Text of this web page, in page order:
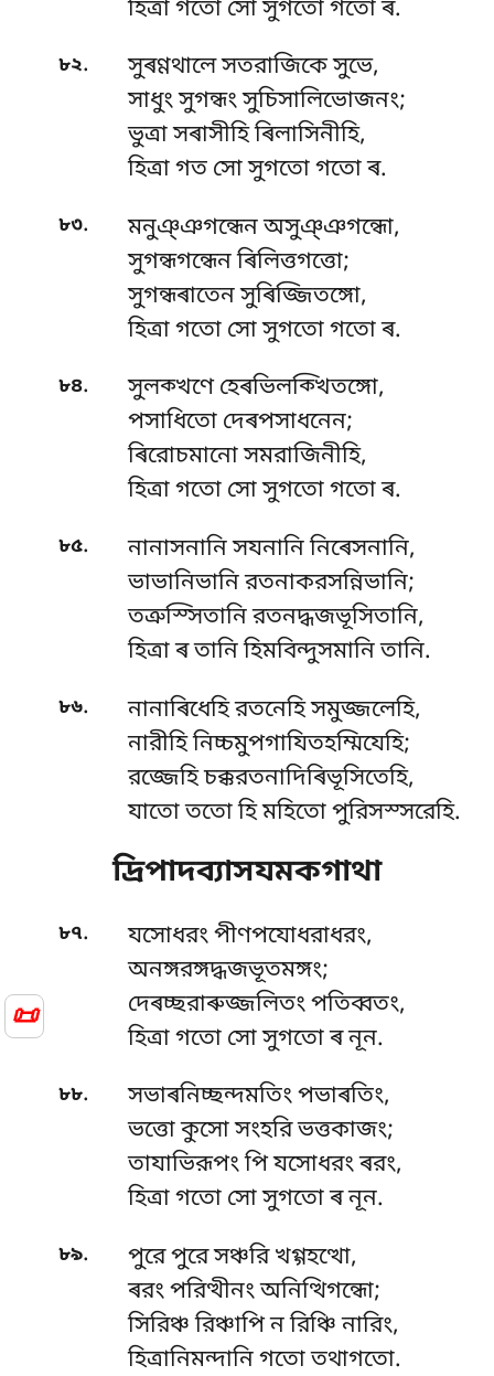
📜
হিত্ৰা গতো সো সুগতো গতো ৰ.
৮২.
সুৰণ্ণথালে সতরাজিকে সুভে,
সাধুং সুগন্ধং সুচিসালিভোজনং;
ভুত্ৰা সৰাসীহি ৰিলাসিনীহি,
হিত্ৰা গত সো সুগতো গতো ৰ.
৮৩.
মনুঞ্ঞগন্ধেন অসুঞ্ঞগন্ধো,
সুগন্ধগন্ধেন ৰিলিত্তগত্তো;
সুগন্ধৰাতেন সুৰিজ্জিতঙ্গো,
হিত্ৰা গতো সো সুগতো গতো ৰ.
৮৪.
সুলক্খণে হেৰভিলক্খিতঙ্গো,
পসাধিতো দেৰপসাধনেন;
ৰিরোচমানো সমরাজিনীহি,
হিত্ৰা গতো সো সুগতো গতো ৰ.
৮৫.
নানাসনানি সযনানি নিৰেসনানি,
ভাভানিভানি রতনাকরসন্নিভানি;
তত্রুস্সিতানি রতনদ্ধজভূসিতানি,
হিত্ৰা ৰ তানি হিমবিন্দুসমানি তানি.
৮৬.
নানাৰিধেহি রতনেহি সমুজ্জলেহি,
নারীহি নিচ্চমুপগাযিতহম্মিযেহি;
রজ্জেহি চক্করতনাদিৰিভূসিতেহি,
যাতো ততো হি মহিতো পুরিসস্সরেহি.
দ্ৰিপাদব্যাসযমকগাথা
৮৭.
যসোধরং পীণপযোধরাধরং,
অনঙ্গরঙ্গদ্ধজভূতমঙ্গং;
দেৰচ্ছরাৰুজ্জলিতং পতিব্বতং,
হিত্ৰা গতো সো সুগতো ৰ নূন.
৮৮.
সভাৰনিচ্ছন্দমতিং পভাৰতিং,
ভত্তো কুসো সংহরি ভত্তকাজং;
তাযাভিরূপং পি যসোধরং ৰরং,
হিত্ৰা গতো সো সুগতো ৰ নূন.
৮৯.
পুরে পুরে সঞ্চরি খগ্গহত্থো,
ৰরং পরিত্থীনং অনিত্থিগন্ধো;
সিরিঞ্চ রিঞ্চাপি ন রিঞ্চি নারিং,
হিত্ৰানিমন্দানি গতো তথাগতো.